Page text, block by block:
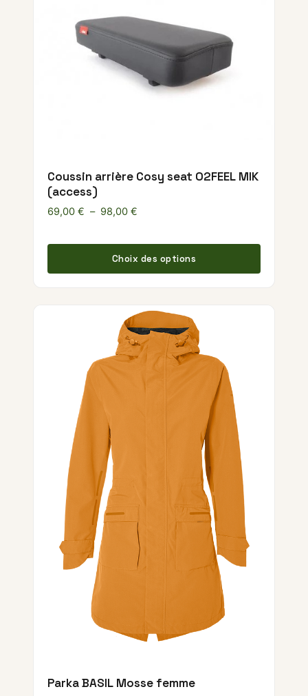
Coussin arrière Cosy seat O2FEEL MIK
(access)
69,00 € – 98,00 €
Choix des options
Ce
Parka BASIL Mosse femme